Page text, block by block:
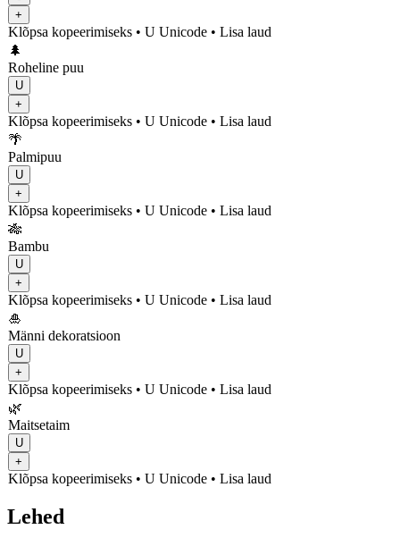
+
Klõpsa kopeerimiseks • U Unicode • Lisa laud
🌲
Roheline puu
U
+
Klõpsa kopeerimiseks • U Unicode • Lisa laud
🌴
Palmipuu
U
+
Klõpsa kopeerimiseks • U Unicode • Lisa laud
🎋
Bambu
U
+
Klõpsa kopeerimiseks • U Unicode • Lisa laud
🎍
Männi dekoratsioon
U
+
Klõpsa kopeerimiseks • U Unicode • Lisa laud
🌿
Maitsetaim
U
+
Klõpsa kopeerimiseks • U Unicode • Lisa laud
Lehed